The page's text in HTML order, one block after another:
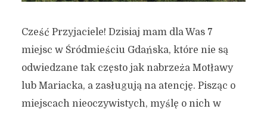
Cześć Przyjaciele! Dzisiaj mam dla Was 7
miejsc w Śródmieściu Gdańska, które nie są
odwiedzane tak często jak nabrzeża Motławy
lub Mariacka, a zasługują na atencję. Pisząc o
miejscach nieoczywistych, myślę o nich w